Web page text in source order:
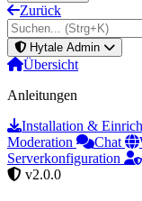
Zurück
Hytale Admin
Übersicht
Anleitungen
Installation &
Moderation
Chat
Serverkonfiguration
v2.0.0